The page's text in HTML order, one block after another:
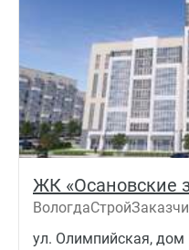
ЖК «Осановские
ул. Олимпийская, дом